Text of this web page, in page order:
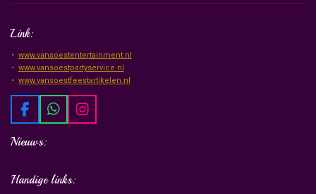
Link:
www.vansoestentertainment.nl
www.vansoestpartyservice.nl
www.vansoestfeestartikelen.nl
F
a
c
o
W
h
A
I
n
Nieuws:
Handige links: